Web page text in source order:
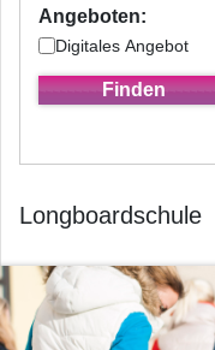
Angeboten:
Digitales Angebot
Longboardschule